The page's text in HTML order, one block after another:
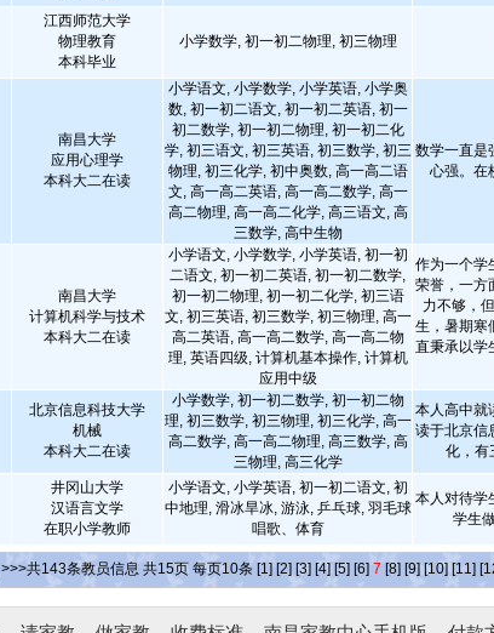
江西师范大学
物理教育
本科毕业
小学数学, 初一初二物理, 初三物理
南昌大学
应用心理学
本科大二在读
小学语文, 小学数学, 小学英语, 小学奥
数, 初一初二语文, 初一初二英语, 初一
初二数学, 初一初二物理, 初一初二化
学, 初三语文, 初三英语, 初三数学, 初三
物理, 初三化学, 初中奥数, 高一高二语
文, 高一高二英语, 高一高二数学, 高一
高二物理, 高一高二化学, 高三语文, 高
三数学, 高中生物
数学一直是
心强。在
南昌大学
计算机科学与技术
本科大二在读
小学语文, 小学数学, 小学英语, 初一初
二语文, 初一初二英语, 初一初二数学,
初一初二物理, 初一初二化学, 初三语
文, 初三英语, 初三数学, 初三物理, 高一
高二英语, 高一高二数学, 高一高二物
理, 英语四级, 计算机基本操作, 计算机
应用中级
作为一个学
荣誉，一方
力不够，
生，暑期寒
直秉承以学
北京信息科技大学
机械
本科大二在读
小学数学, 初一初二数学, 初一初二物
理, 初三数学, 初三物理, 初三化学, 高一
高二数学, 高一高二物理, 高三数学, 高
三物理, 高三化学
本人高中就
读于北京信
化，有
井冈山大学
汉语言文学
在职小学教师
小学语文, 小学英语, 初一初二语文, 初
中地理, 滑冰旱冰, 游泳, 乒乓球, 羽毛球
唱歌、体育
本人对待学
学生
>>>共143条教员信息 共15页 每页10条 [1] [2] [3] [4] [5] [6] 7 [8] [9] [10] [11]